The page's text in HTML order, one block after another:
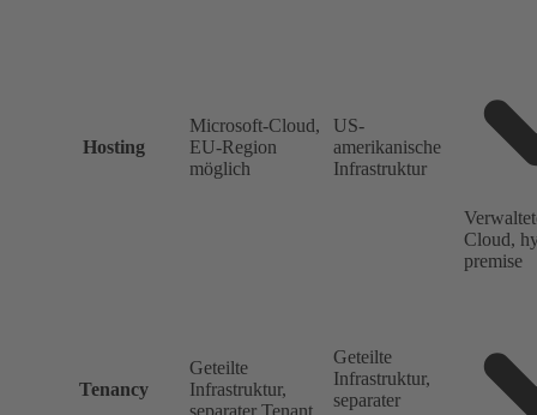
Hosting
Microsoft-Cloud,
EU-Region
möglich
US-
amerikanische
Infrastruktur
Cloud,
premise
Tenancy
Geteilte
Infrastruktur,
separater Tenant
Geteilte
Infrastruktur,
separater